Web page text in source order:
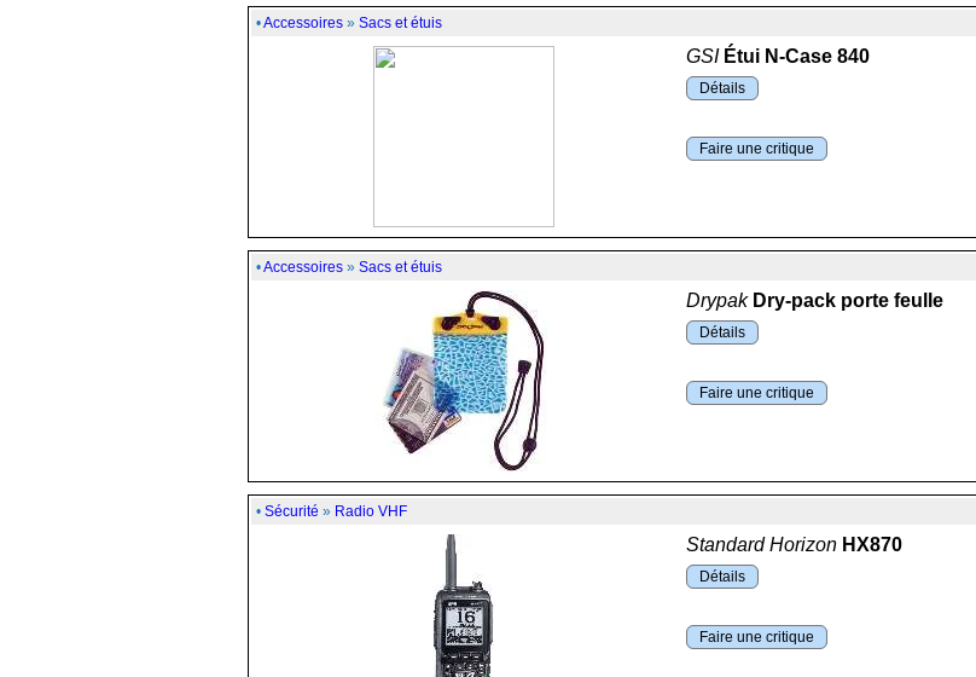
•Accessoires» Sacs et étuis
GSI Étui N-Case 840
Détails
Faire une critique
•Accessoires» Sacs et étuis
Drypak Dry-pack porte feulle
Détails
Faire une critique
• Sécurité » Radio VHF
Standard Horizon HX870
Détails
Faire une critique